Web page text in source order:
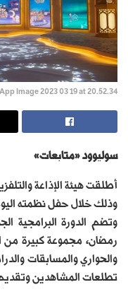
Image 2023 03 19 at 20.52.34
سوليوود «متابعات»
أطلقت هيئة الإذاعة
وذلك خلال حفل نظمته
وتضم الدورة البرامجية
رمضان، مجموعة كبيرة من
والحواري والمسابقات
تطلعات المشاهدين